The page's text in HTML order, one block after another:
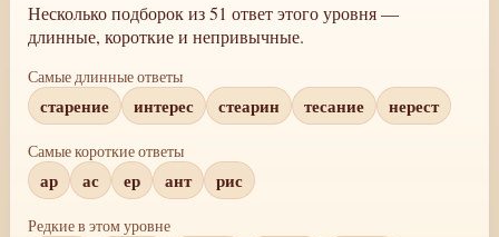
Несколько подборок из 51 ответ этого уровня —
длинные, короткие и непривычные.
Самые длинные ответы
старение интерес стеарин тесание нерест
Самые короткие ответы
ар ас ер ант рис
Редкие в этом уровне